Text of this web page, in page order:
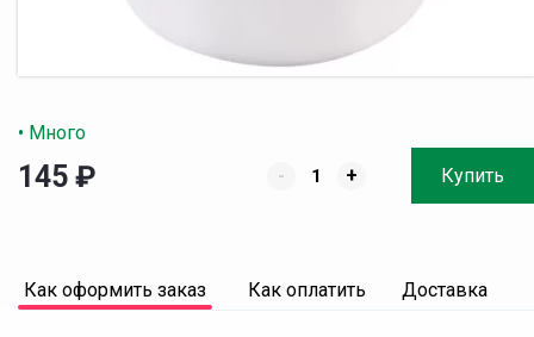
• Много
145 ₽ - + Купить
Как оформить заказ Как оплатить Доставка